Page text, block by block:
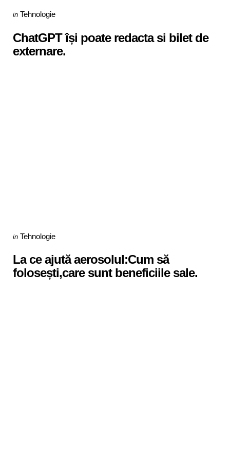
Categories
Posted
in Tehnologie
ChatGPT își poate redacta si bilet de
externare.
Categories
Posted
in Tehnologie
La ce ajută aerosolul:Cum să
folosești,care sunt beneficiile sale.